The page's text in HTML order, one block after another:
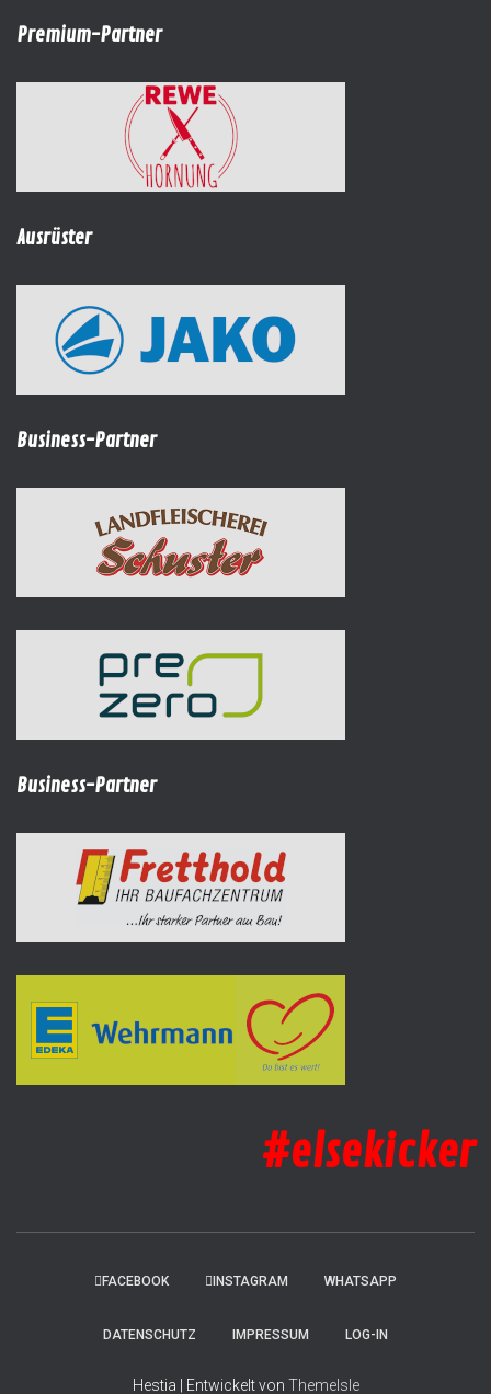
Premium-Partner
Ausrüster
Business-Partner
Business-Partner
#elsekicker
FACEBOOK INSTAGRAM WHATSAPP
DATENSCHUTZ IMPRESSUM LOG-IN
Hestia | Entwickelt von ThemeIsle